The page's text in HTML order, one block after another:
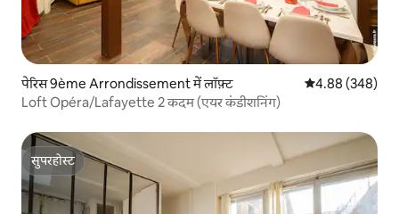
पेरिस 9ème Arrondissement में लॉफ़्ट औसत रेटिंग 5 में से
4.88 (348)
Loft Opéra/Lafayette 2 कदम (एयर कंडीशनिंग)
सुपरहोस्ट
सुपरहोस्ट